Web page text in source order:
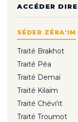
ACCÉDER
SÉDER ZÉRA'IM
Traité Brakhot
Traité Péa
Traité Demaï
Traité Kilaïm
Traité Chévi'it
Traité Troumot